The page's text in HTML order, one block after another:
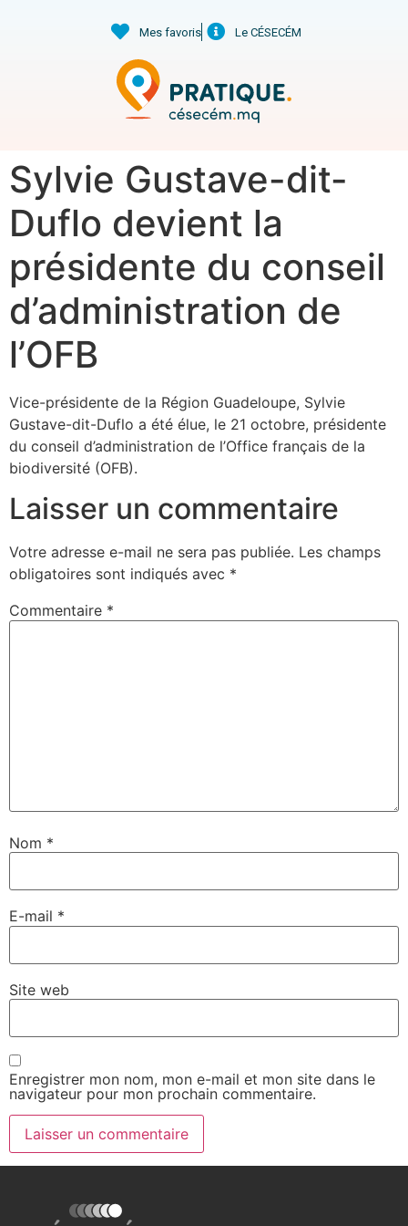
Mes favoris Le CÉSECÉM
Sylvie Gustave-dit-
Duflo devient la
présidente du conseil
d’administration de
l’OFB
Vice-présidente de la Région Guadeloupe, Sylvie
Gustave-dit-Duflo a été élue, le 21 octobre, présidente
du conseil d’administration de l’Office français de la
biodiversité (OFB).
Laisser un commentaire
Votre adresse e-mail ne sera pas publiée. Les champs
obligatoires sont indiqués avec *
Commentaire *
Nom *
E-mail *
Site web
Enregistrer mon nom, mon e-mail et mon site dans le
navigateur pour mon prochain commentaire.